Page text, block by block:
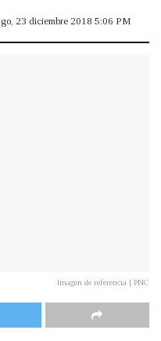
23 diciembre 2018 5:06 PM
Imagen de referencia | PNC